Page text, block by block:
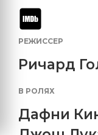
РЕЖИССЕР
Ричард
В РОЛЯХ
Дафни